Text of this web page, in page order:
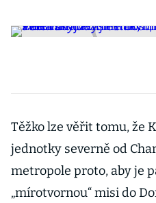
Těžko lze věřit tomu, že
jednotky severně od
metropole proto, aby je
„mírotvornou“ misi do